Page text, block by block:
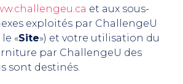
et aux sous-
exploités par ChallengeU
«Site») et votre utilisation du
par ChallengeU des
sont destinés.